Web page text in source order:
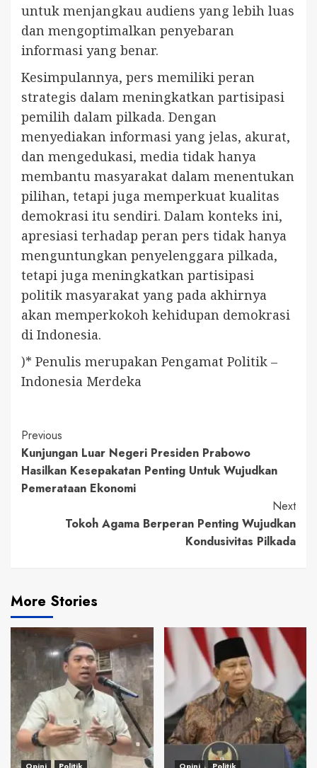
untuk menjangkau audiens yang lebih luas
dan mengoptimalkan penyebaran
informasi yang benar.
Kesimpulannya, pers memiliki peran
strategis dalam meningkatkan partisipasi
pemilih dalam pilkada. Dengan
menyediakan informasi yang jelas, akurat,
dan mengedukasi, media tidak hanya
membantu masyarakat dalam menentukan
pilihan, tetapi juga memperkuat kualitas
demokrasi itu sendiri. Dalam konteks ini,
apresiasi terhadap peran pers tidak hanya
menguntungkan penyelenggara pilkada,
tetapi juga meningkatkan partisipasi
politik masyarakat yang pada akhirnya
akan memperkokoh kehidupan demokrasi
di Indonesia.
)* Penulis merupakan Pengamat Politik –
Indonesia Merdeka
Continue
Reading
Previous
Kunjungan Luar Negeri Presiden Prabowo
Hasilkan Kesepakatan Penting Untuk Wujudkan
Pemerataan Ekonomi
Next
Tokoh Agama Berperan Penting Wujudkan
Kondusivitas Pilkada
More Stories